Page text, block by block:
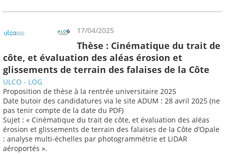
17/04/2025
Thèse : Cinématique du trait de
côte, et évaluation des aléas érosion et
glissements de terrain des falaises de la Côte
ULCO - LOG
Proposition de thèse à la rentrée universitaire 2025
Date butoir des candidatures via le site ADUM : 28 avril 2025 (ne
pas tenir compte de la date du PDF)
Sujet : « Cinématique du trait de côte, et évaluation des aléas
érosion et glissements de terrain des falaises de la Côte d’Opale
: analyse multi-échelles par photogrammétrie et LiDAR
aéroportés ».